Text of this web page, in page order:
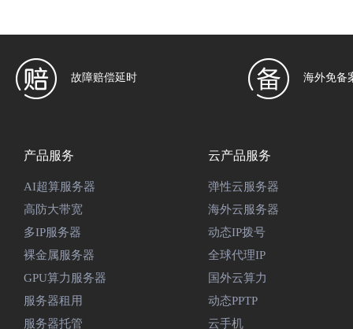
故障赔偿延时 海外免备
产品服务
AI超算服务器
高防大带宽
多IP服务器
裸金属服务器
GPU算力服务器
服务器租用
服务器托管
云产品服务
弹性云服务器
海外云服务器
动态IP拨号
全球代理IP
国外云算力
动态PPTP
云手机